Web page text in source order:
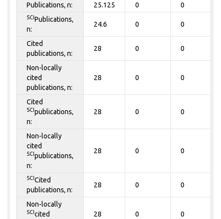
Publications, n: 25.125 0 0
SCIPublications,
n:
24.6 0 0
Cited
publications, n:
28 0 0
Non-locally
cited
publications, n:
28 0 0
Cited
SCIpublications,
n:
28 0 0
Non-locally
cited
SCIpublications,
n:
28 0 0
SCICited
publications, n:
28 0 0
Non-locally
SCIcited 28 0 0